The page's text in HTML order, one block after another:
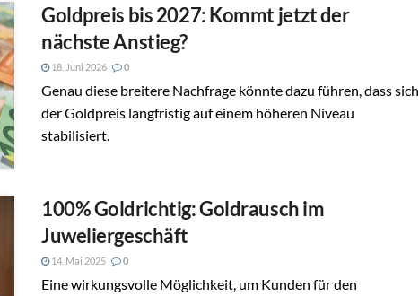
Goldpreis bis 2027: Kommt jetzt der
nächste Anstieg?
18. Juni 2026 0
Genau diese breitere Nachfrage könnte dazu führen, dass sich
der Goldpreis langfristig auf einem höheren Niveau
stabilisiert.
100% Goldrichtig: Goldrausch im
Juweliergeschäft
14. Mai 2025 0
Eine wirkungsvolle Möglichkeit, um Kunden für den